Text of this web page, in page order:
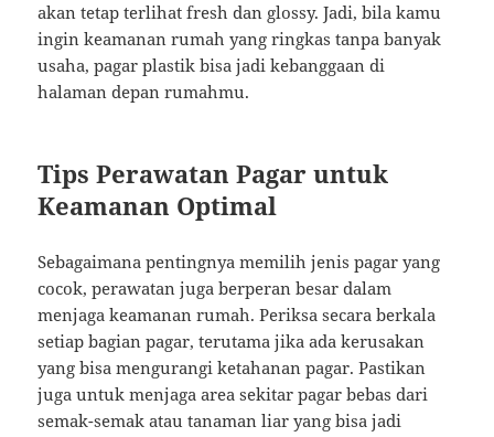
akan tetap terlihat fresh dan glossy. Jadi, bila kamu
ingin keamanan rumah yang ringkas tanpa banyak
usaha, pagar plastik bisa jadi kebanggaan di
halaman depan rumahmu.
Tips Perawatan Pagar untuk
Keamanan Optimal
Sebagaimana pentingnya memilih jenis pagar yang
cocok, perawatan juga berperan besar dalam
menjaga keamanan rumah. Periksa secara berkala
setiap bagian pagar, terutama jika ada kerusakan
yang bisa mengurangi ketahanan pagar. Pastikan
juga untuk menjaga area sekitar pagar bebas dari
semak-semak atau tanaman liar yang bisa jadi